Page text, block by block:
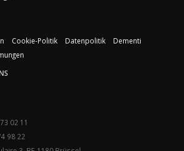
Cookie-Politik Datenpolitik
Dementi
02 11
98 22